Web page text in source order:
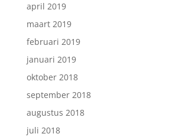
april 2019
maart 2019
februari 2019
januari 2019
oktober 2018
september 2018
augustus 2018
juli 2018